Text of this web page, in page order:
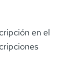
en el